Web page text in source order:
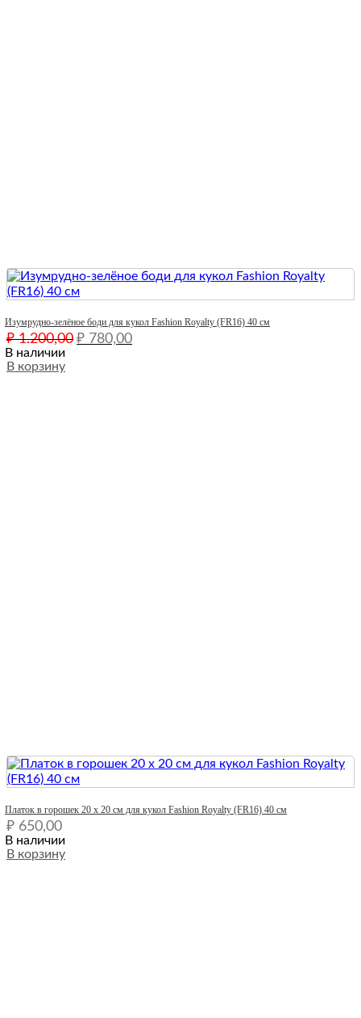
Изумрудно-зелёное боди для кукол Fashion Royalty (FR16) 40 см
₽1.200,00 Первоначальная
₽ 780,00Текущая
В наличии
В корзину
Платок в горошек 20 х 20 см для кукол Fashion Royalty (FR16) 40 см
₽ 650,00
В наличии
В корзину